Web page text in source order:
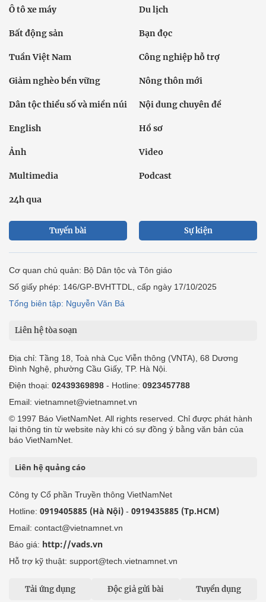
Ô tô xe máy Du lịch
Bất động sản Bạn đọc
Tuần Việt Nam Công nghiệp hỗ trợ
Giảm nghèo bền vững Nông thôn mới
Dân tộc thiểu số và miền núi Nội dung chuyên đề
English Hồ sơ
Ảnh Video
Multimedia Podcast
24h qua
Tuyến bài Sự kiện
Cơ quan chủ quản: Bộ Dân tộc và Tôn giáo
Số giấy phép: 146/GP-BVHTTDL, cấp ngày 17/10/2025
Tổng biên tập: Nguyễn Văn Bá
Liên hệ tòa soạn
Địa chỉ: Tầng 18, Toà nhà Cục Viễn thông (VNTA), 68 Dương
Đình Nghệ, phường Cầu Giấy, TP. Hà Nội.
Điện thoại: 02439369898 - Hotline: 0923457788
Email: vietnamnet@vietnamnet.vn
© 1997 Báo VietNamNet. All rights reserved. Chỉ được phát hành
lại thông tin từ website này khi có sự đồng ý bằng văn bản của
báo VietNamNet.
Liên hệ quảng cáo
Công ty Cổ phần Truyền thông VietNamNet
Hotline: 0919405885 (Hà Nội) - 0919435885 (Tp.HCM)
Email: contact@vietnamnet.vn
Báo giá: http://vads.vn
Hỗ trợ kỹ thuật: support@tech.vietnamnet.vn
Tải ứng dụng Độc giả gửi bài Tuyển dụng